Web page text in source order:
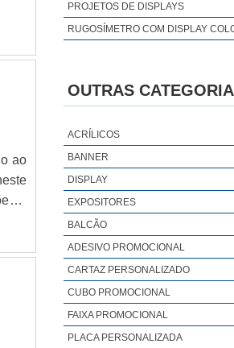
ao
e
PROJETOS DE DISPLAYS
RUGOSÍMETRO COM DISPLAY
OUTRAS
ACRÍLICOS
BANNER
DISPLAY
EXPOSITORES
BALCÃO
ADESIVO PROMOCIONAL
CARTAZ PERSONALIZADO
CUBO PROMOCIONAL
FAIXA PROMOCIONAL
PLACA PERSONALIZADA